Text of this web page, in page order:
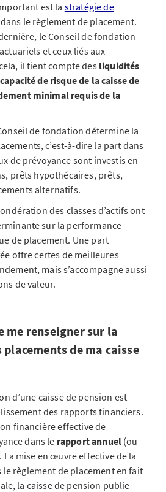
est la stratégie de
le règlement de placement.
le Conseil de fondation
et ceux liés aux
il tient compte des liquidités
de risque de la caisse de
minimal requis de la
de fondation détermine la
c’est-à-dire la part dans
de prévoyance sont investis en
prêts hypothécaires, prêts,
alternatifs.
des classes d’actifs ont
sur la performance
de placement. Une part
offre certes de meilleures
mais s’accompagne aussi
de valeur.
me renseigner sur la
de ma caisse
d’une caisse de pension est
des rapports financiers.
financière effective de
dans le rapport annuel (ou
La mise en œuvre effective de la
règlement de placement en fait
la caisse de pension publie